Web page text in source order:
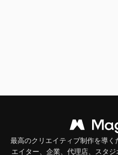
最高のクリエイティブ制作を導
エイター、企業、代理店、スタ